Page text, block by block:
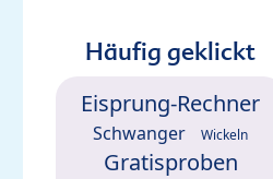
Häufig geklickt
Eisprung-Rechner
Schwanger Wickeln
Gratisproben